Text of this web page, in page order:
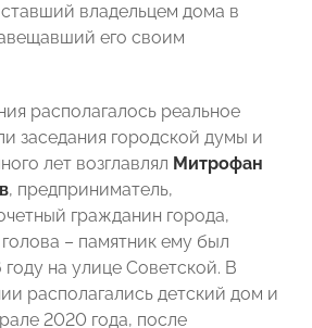
владельцем дома в
его своим
располагалось реальное
заседания городской думы и
лет возглавлял Митрофан
, предприниматель,
гражданин города,
– памятник ему был
на улице Советской. В
располагались детский дом и
2020 года, после